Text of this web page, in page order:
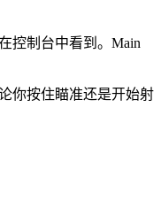
控制台中看到。Main
你按住瞄准还是开始射